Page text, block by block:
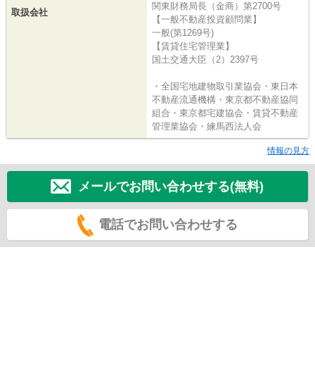
取扱会社
関東財務局長（金商）第2700号
【一般不動産投資顧問業】
一般(第1269号)
【賃貸住宅管理業】
国土交通大臣（2）2397号
・全国宅地建物取引業協会・東日本
不動産流通機構・東京都不動産協同
組合・東京都宅建協会・賃貸不動産
管理業協会・練馬西法人会
情報の見方
メールでお問い合わせする(無料)
電話でお問い合わせする